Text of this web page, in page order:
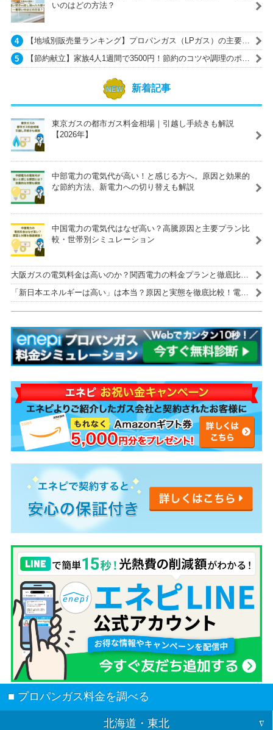
いのはどの方法？
【地域別販売量ランキング】プロパンガス（LPガス）の主要ガ
ス会社一覧
【節約献立】家族4人1週間で3500円！節約のコツや調理のポイ
ントも紹介
新着記事
東京ガスの都市ガス料金相場｜引越し手続きも解説
【2026年】
中部電力の電気代が高い！と感じる方へ。原因と効果的
な節約方法、新電力への切り替えも解説
中国電力の電気代はなぜ高い？高騰原因と主要プラン比
較・世帯別シミュレーション
大阪ガスの電気料金は高いのか？関西電力の料金プランと徹底比
較！
「新日本エネルギーは高い」は本当？原因と実態を徹底比較！電気
代を安くする解決策も紹介
■ プロパンガス料金を調べる
北海道・東北